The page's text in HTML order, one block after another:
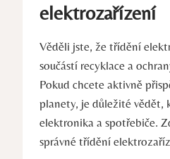
elektrozařízení
Věděli jste, že třídění
součástí recyklace a
Pokud chcete aktivně
planety, je důležité vědět,
elektronika a spotřebiče.
správné třídění